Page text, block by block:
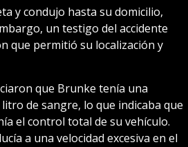
y condujo hasta su domicilio,
un testigo del accidente
que permitió su localización y
que Brunke tenía una
de sangre, lo que indicaba que
el control total de su vehículo.
a una velocidad excesiva en el